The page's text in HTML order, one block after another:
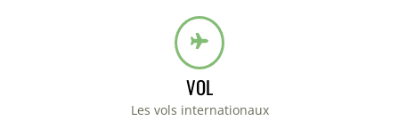
VOL
Les vols internationaux